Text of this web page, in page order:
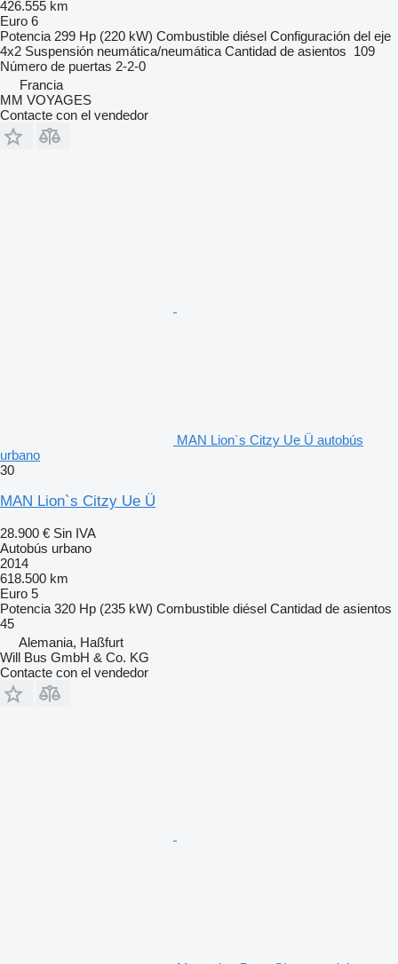
426.555 km
Euro 6
Potencia 299 Hp (220 kW) Combustible diésel Configuración del eje
4x2 Suspensión neumática/neumática Cantidad de asientos 109
Número de puertas 2-2-0
Francia
MM VOYAGES
Contacte con el vendedor
MAN Lion`s Citzy Ue Ü autobús
urbano
30
MAN Lion`s Citzy Ue Ü
28.900 € Sin IVA
Autobús urbano
2014
618.500 km
Euro 5
Potencia 320 Hp (235 kW) Combustible diésel Cantidad de asientos
45
Alemania, Haßfurt
Will Bus GmbH & Co. KG
Contacte con el vendedor